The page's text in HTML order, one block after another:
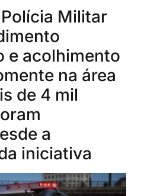
Militar
e acolhimento
na área
de 4 mil
a
iniciativa